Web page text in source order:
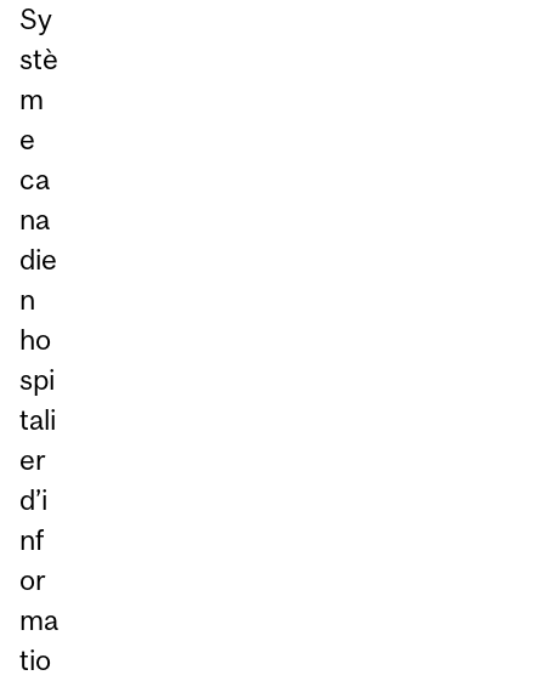
Sy
stè
m
e
ca
na
die
n
ho
spi
tali
er
d’i
nf
or
ma
tio